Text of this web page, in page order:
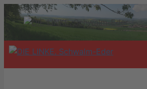
Zum
Inhalt
springen